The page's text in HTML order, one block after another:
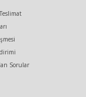
Sorular